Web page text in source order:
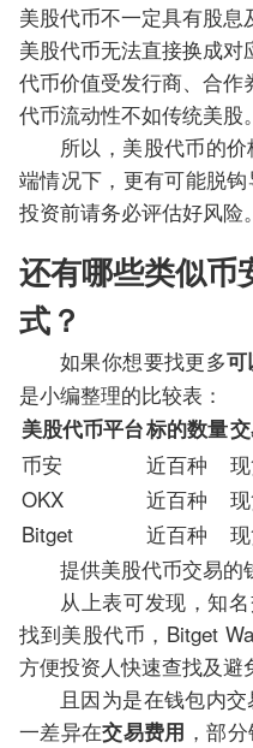
美股代币不一定具有股息
美股代币无法直接换成对
代币价值受发行商、合作
代币流动性不如传统美股。
所以，美股代币的
端情况下，更有可能脱
投资前请务必评估好风险。
还有哪些类似币
式？
如果你想要找更多可
是小编整理的比较表：
美股代币平台标的数量
币安 近百种
OKX
近百种
Bitget
近百种
提供美股代币交易的
从上表可发现，知
找到美股代币，Bitget
方便投资人快速查找及避
且因为是在钱包内
一差异在交易费用 ，部